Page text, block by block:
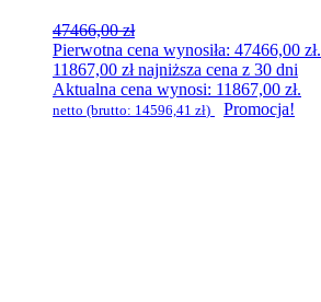
47466,00zł
Pierwotna cena wynosiła: 47466,00 zł.
11867,00 złnajniższa cena z 30 dni
Aktualna cena wynosi: 11867,00 zł.
netto (brutto: 14596,41 zł) Promocja!